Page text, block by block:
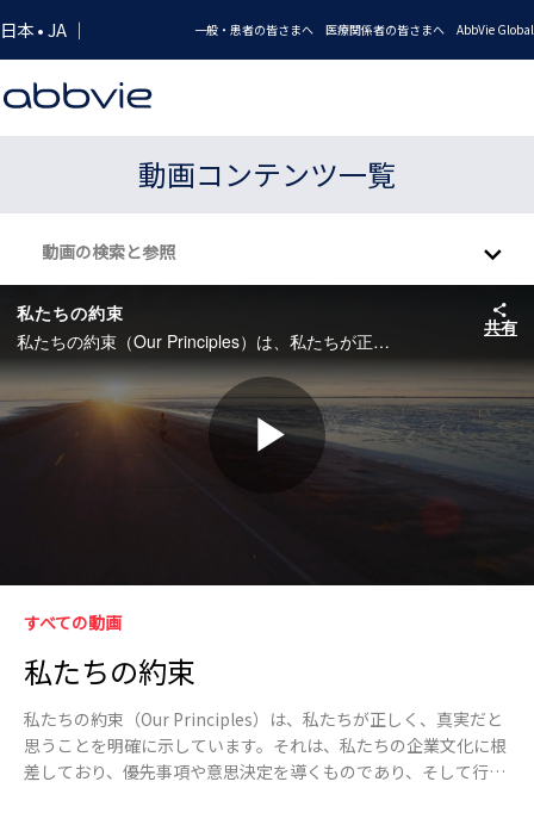
日本 • JA ｜ 一般・患者の皆さまへ 医療関係者の皆さまへ AbbVie Global
動画コンテンツ一覧
動画の検索と参照
私たちの約束
私たちの約束（Our Principles）は、私たちが正しく、真実だと思うことを明確に示しています。それは、私たちの企業文化に根差しており、優先事項や意思決定を導くものであり、そして行動の拠り所となるものです。 #アッヴィ #バイオ医薬品企業 #イノベーション
共有
Play
Skip to collection list
Skip to video grid
すべての動画
私たちの約束
私たちの約束（Our Principles）は、私たちが正しく、真実だと
思うことを明確に示しています。それは、私たちの企業文化に根
差しており、優先事項や意思決定を導くものであり、そして行動